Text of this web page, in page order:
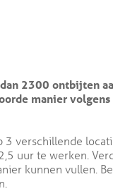
2300 ontbijten
manier
verschillende
uur te werken.
kunnen vullen.